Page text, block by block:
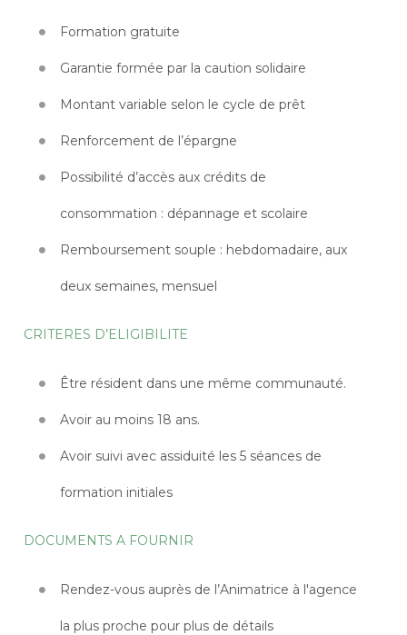
Formation gratuite
Garantie formée par la caution solidaire
Montant variable selon le cycle de prêt
Renforcement de l’épargne
Possibilité d’accès aux crédits de
consommation : dépannage et scolaire
Remboursement souple : hebdomadaire, aux
deux semaines, mensuel
CRITERES D’ELIGIBILITE
Être résident dans une même communauté.
Avoir au moins 18 ans.
Avoir suivi avec assiduité les 5 séances de
formation initiales
DOCUMENTS A FOURNIR
Rendez-vous auprès de l’Animatrice à l'agence
la plus proche pour plus de détails